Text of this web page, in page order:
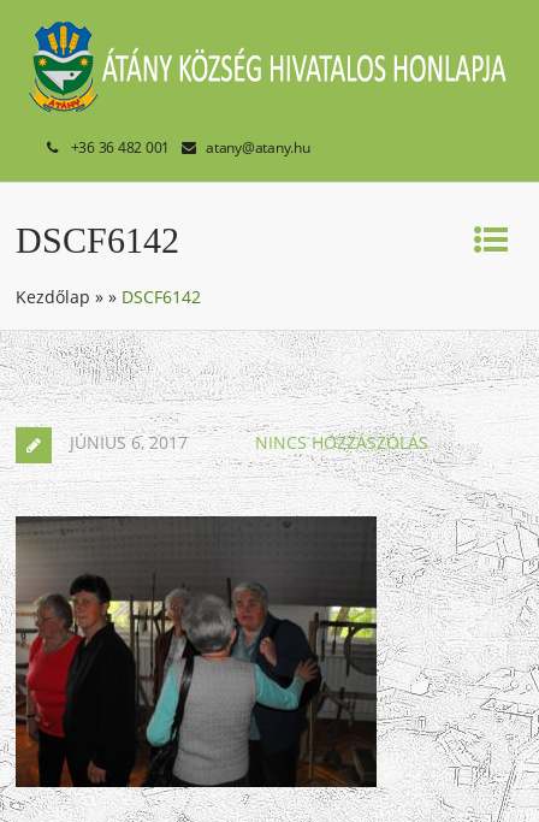
+36 36 482 001 atany@atany.hu
DSCF6142
Kezdőlap »» DSCF6142
JÚNIUS 6, 2017 NINCS HOZZÁSZÓLÁS